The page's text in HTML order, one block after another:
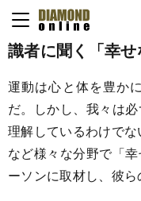
識者に聞く「幸
運動は心と体を豊か
だ。しかし、我々は
理解しているわけで
など様々な分野で「
ーソンに取材し、彼ら